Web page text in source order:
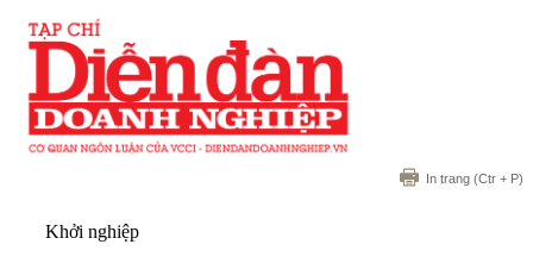
In trang (Ctr + P)
Khởi nghiệp